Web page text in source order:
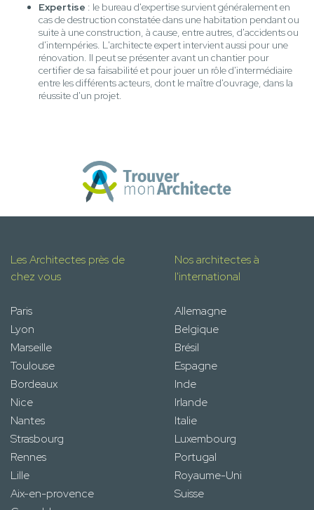
Expertise : le bureau d'expertise survient généralement en
cas de destruction constatée dans une habitation pendant ou
suite à une construction, à cause, entre autres, d'accidents ou
d'intempéries. L'architecte expert intervient aussi pour une
rénovation. Il peut se présenter avant un chantier pour
certifier de sa faisabilité et pour jouer un rôle d'intermédiaire
entre les différents acteurs, dont le maître d'ouvrage, dans la
réussite d'un projet.
Les Architectes près de
chez vous
Paris
Lyon
Marseille
Toulouse
Bordeaux
Nice
Nantes
Strasbourg
Rennes
Lille
Aix-en-provence
Nos architectes à
l'international
Allemagne
Belgique
Brésil
Espagne
Inde
Irlande
Italie
Luxembourg
Portugal
Royaume-Uni
Suisse